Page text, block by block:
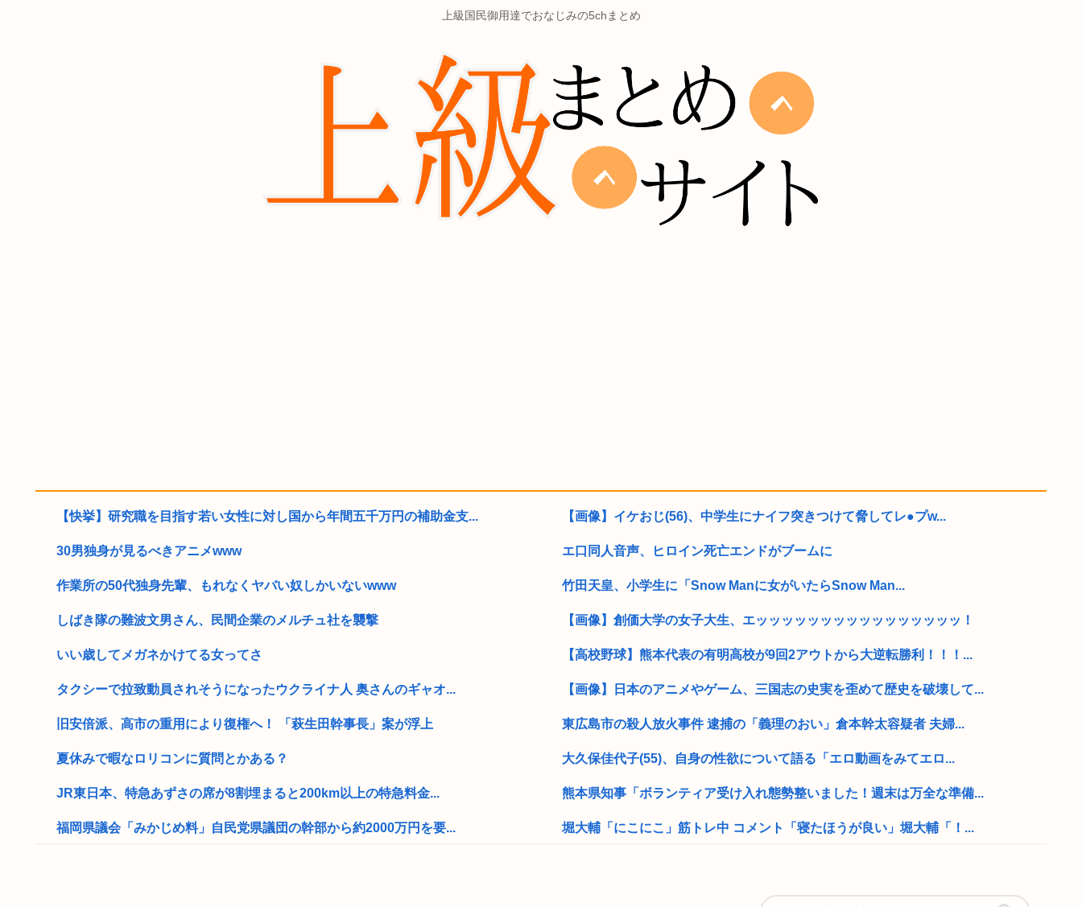
上級国民御用達でおなじみの5chまとめ
【快挙】研究職を目指す若い女性に対し国から年間五千万円の補助金支...
30男独身が見るべきアニメwww
作業所の50代独身先輩、もれなくヤバい奴しかいないwww
しばき隊の難波文男さん、民間企業のメルチュ社を襲撃
いい歳してメガネかけてる女ってさ
タクシーで拉致動員されそうになったウクライナ人 奥さんのギャオ...
旧安倍派、高市の重用により復権へ！ 「萩生田幹事長」案が浮上
夏休みで暇なロリコンに質問とかある？
JR東日本、特急あずさの席が8割埋まると200km以上の特急料金...
福岡県議会「みかじめ料」自民党県議団の幹部から約2000万円を要...
【画像】イケおじ(56)、中学生にナイフ突きつけて脅してレ●プw...
エ口同人音声、ヒロイン死亡エンドがブームに
竹田天皇、小学生に「Snow Manに女がいたらSnow Man...
【画像】創価大学の女子大生、エッッッッッッッッッッッッッッッッ！
【高校野球】熊本代表の有明高校が9回2アウトから大逆転勝利！！！...
【画像】日本のアニメやゲーム、三国志の史実を歪めて歴史を破壊して...
東広島市の殺人放火事件 逮捕の「義理のおい」倉本幹太容疑者 夫婦...
大久保佳代子(55)、自身の性欲について語る「エロ動画をみてエロ...
熊本県知事「ボランティア受け入れ態勢整いました！週末は万全な準備...
堀大輔「にこにこ」筋トレ中 コメント「寝たほうが良い」堀大輔「！...
坊さんを今すぐ皆殺しにするべき理由が詰まった画像がこちら